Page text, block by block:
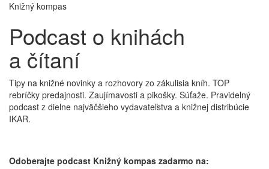
Knižný kompas
Podcast o knihách
a čítaní
Tipy na knižné novinky a rozhovory zo zákulisia kníh. TOP
rebríčky predajnosti. Zaujímavosti a pikošky. Súťaže. Pravidelný
podcast z dielne najväčšieho vydavateľstva a knižnej distribúcie
IKAR.
Odoberajte podcast Knižný kompas zadarmo na: